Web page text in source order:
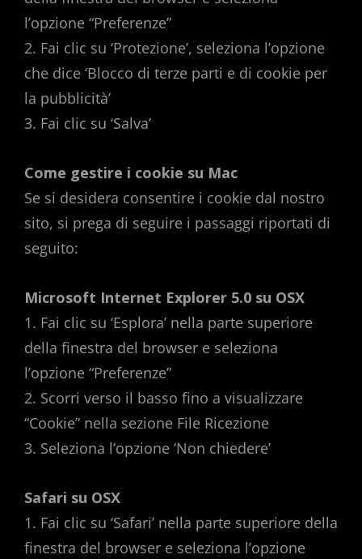
l’opzione “Preferenze”
2. Fai clic su ‘Protezione’, seleziona l’opzione
che dice ‘Blocco di terze parti e di cookie per
la pubblicità’
3. Fai clic su ‘Salva’
Come gestire i cookie su Mac
Se si desidera consentire i cookie dal nostro
sito, si prega di seguire i passaggi riportati di
seguito:
Microsoft Internet Explorer 5.0 su OSX
1. Fai clic su ‘Esplora’ nella parte superiore
della finestra del browser e seleziona
l’opzione “Preferenze”
2. Scorri verso il basso fino a visualizzare
“Cookie” nella sezione File Ricezione
3. Seleziona l’opzione ‘Non chiedere’
Safari su OSX
1. Fai clic su ‘Safari’ nella parte superiore della
finestra del browser e seleziona l’opzione